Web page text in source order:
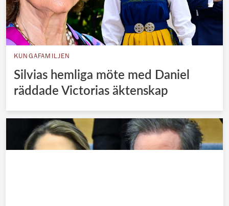
KUNGAFAMILJEN
Silvias hemliga möte med Daniel
räddade Victorias äktenskap